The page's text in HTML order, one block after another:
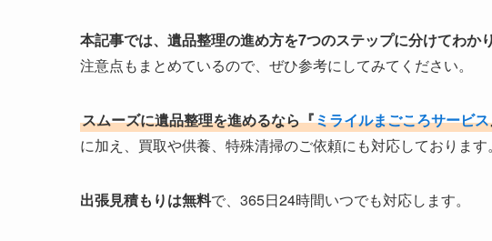
本記事では、遺品整理の進め方を7つのステップに分けてわか
注意点もまとめているので、ぜひ参考にしてみてください。
スムーズに遺品整理を進めるなら『ミライルまごころサービス
に加え、買取や供養、特殊清掃のご依頼にも対応しております。
出張見積もりは無料で、365日24時間いつでも対応します。